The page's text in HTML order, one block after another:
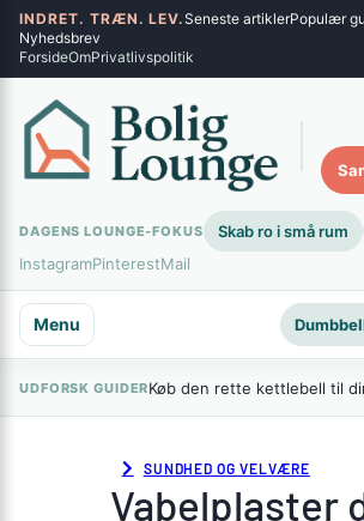
Spring
indhold
INDRET. TRÆN. LEV.Seneste artiklerPopulær
Nyhedsbrev
ForsideOmPrivatlivspolitik
DAGENS LOUNGE-FOKUS Skab ro i små rum
InstagramPinterestMail
Menu
UDFORSK GUIDERKøb den rette kettlebell til
SUNDHED OG VELVÆRE
Vabelplaster